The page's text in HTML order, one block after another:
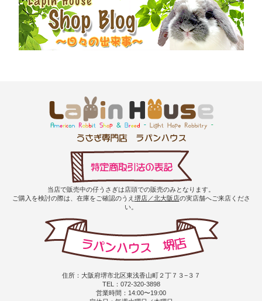
当店で販売中の仔うさぎは店頭での販売のみとなります。
ご購入を検討の際は、在庫をご確認のうえ 堺店／北大阪店の実店舗へご来店くださ
い。
住所：大阪府堺市北区東浅香山町２丁７３−３７
TEL：072-320-3898
営業時間：14:00〜19:00